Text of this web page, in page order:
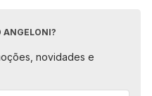
ANGELONI?
novidades e